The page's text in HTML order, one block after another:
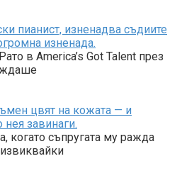
пианист, изненадва съдиите
изненада.
в America’s Got Talent през
цвят на кожата — и
нея завинаги.
когато съпругата му ражда